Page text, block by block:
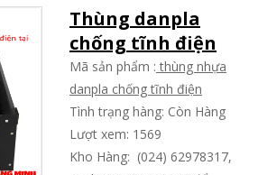
Thùng danpla
chống tĩnh điện
Mã sản phẩm : thùng nhựa
danpla chống tĩnh điện
Tình trạng hàng: Còn Hàng
Lượt xem: 1569
Kho Hàng: (024) 62978317,